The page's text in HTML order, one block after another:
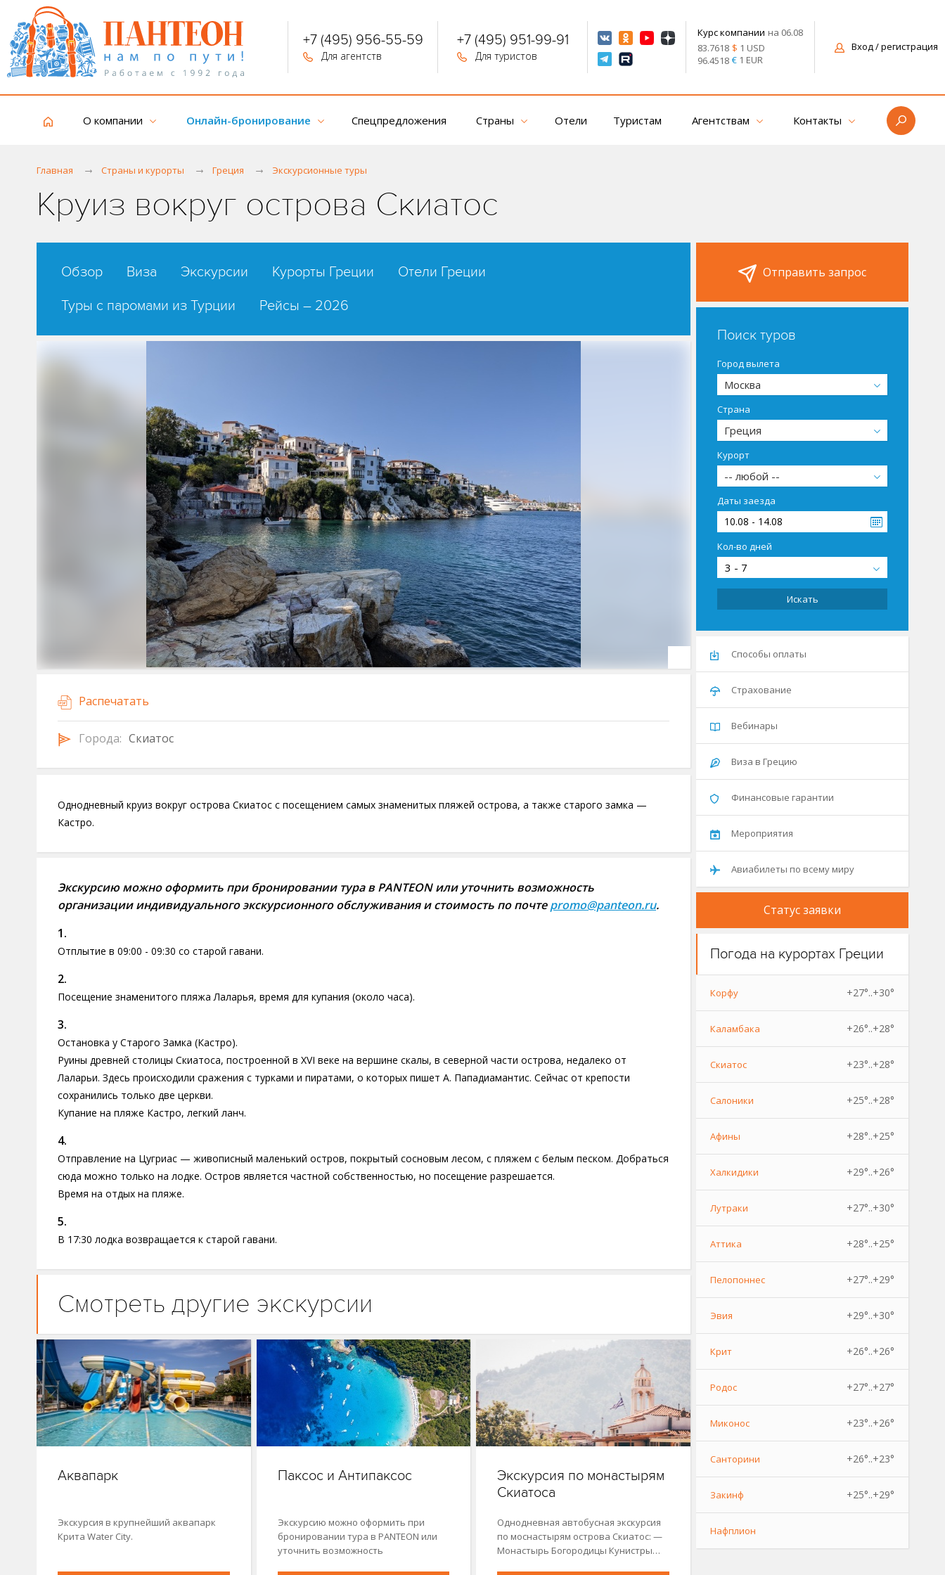
+7 (495) 956-55-59
Для агентств
+7 (495) 951-99-91
Для туристов
Курс компании на 06.08
83.7618 $ 1 USD
96.4518 €1 EUR
Вход/ регистрация
О компании Онлайн-бронирование Спецпредложения Страны Отели Туристам Агентствам Контакты
Главная Страны и курорты Греция Экскурсионные туры
Круиз вокруг острова Скиатос
Обзор Виза Экскурсии Курорты Греции
Отели Греции
Туры с паромами из Турции
Рейсы – 2026
Распечатать
Городa: Скиатос
Однодневный круиз вокруг острова Скиатос с посещением самых знаменитых пляжей острова, а также старого замка —
Кастро.
Экскурсию можно оформить при бронировании тура в PANTEON или уточнить возможность
организации индивидуального экскурсионного обслуживания и стоимость по почтеpromo@panteon.ru.
1.
Отплытие в 09:00 - 09:30 со старой гавани.
2.
Посещение знаменитого пляжа Лаларья, время для купания (около часа).
3.
Остановка у Старого Замка (Кастро).
Руины древней столицы Скиатоса, построенной в XVI веке на вершине скалы, в северной части острова, недалеко от
Лаларьи. Здесь происходили сражения с турками и пиратами, о которых пишет А. Пападиамантис. Сейчас от крепости
сохранились только две церкви.
Купание на пляже Кастро, легкий ланч.
4.
Отправление на Цугриас — живописный маленький остров, покрытый сосновым лесом, с пляжем с белым песком. Добраться
сюда можно только на лодке. Остров является частной собственностью, но посещение разрешается.
Время на отдых на пляже.
5.
В 17:30 лодка возвращается к старой гавани.
Смотреть другие экскурсии
Аквапарк
Экскурсия в крупнейший аквапарк
Крита Water City.
Паксос и Антипаксос
Экскурсию можно оформить при
бронировании тура в PANTEON или
уточнить возможность
Экскурсия по монастырям
Скиатоса
Однодневная автобусная экскурсия
по моснастырям острова Скиатос: —
Монастырь Богородицы Кунистры…
Отправить запрос
Поиск туров
Город вылета
Москва
Страна
Греция
Курорт
-- любой --
Даты заезда
10.08 - 14.08
Кол-во дней
3 - 7
Искать
Способы оплаты
Страхование
Вебинары
Виза в Грецию
Финансовые гарантии
Мероприятия
Авиабилеты по всему миру
Статус заявки
Погода на курортах Греции
Корфу +27°..+30°
Каламбака +26°..+28°
Скиатос +23°..+28°
Салоники +25°..+28°
Афины +28°..+25°
Халкидики +29°..+26°
Лутраки +27°..+30°
Аттика +28°..+25°
Пелопоннес +27°..+29°
Эвия +29°..+30°
Крит +26°..+26°
Родос +27°..+27°
Миконос +23°..+26°
Санторини +26°..+23°
Закинф +25°..+29°
Нафплион